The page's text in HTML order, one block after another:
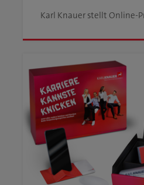
Karl Knauer stellt Online-